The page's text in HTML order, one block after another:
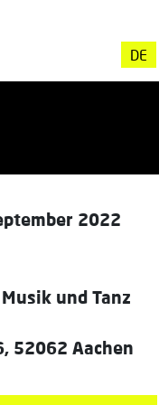
DE
2022
und Tanz
52062 Aachen